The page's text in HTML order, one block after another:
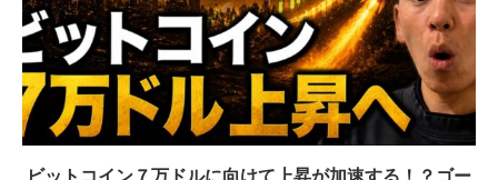
ビットコイン７万ドルに向けて上昇が加速する！？ゴー